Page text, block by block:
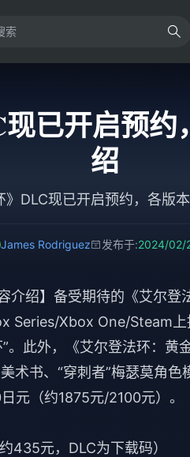
现已开启预
绍
》DLC现已开启预约，各版
James Rodriguez 发布于:2024/02/
介绍】备受期待的《艾尔登
Series/Xbox One/Steam
。此外，《艾尔登法环：黄
书、“穿刺者”梅瑟莫角色
元（约1875元/2100元）。
435元，DLC为下载码）